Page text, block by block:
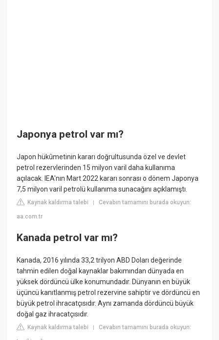
Japonya petrol var mı?
Japon hükûmetinin kararı doğrultusunda özel ve devlet
petrol rezervlerinden 15 milyon varil daha kullanıma
açılacak. IEA'nın Mart 2022 kararı sonrası o dönem Japonya
7,5 milyon varil petrolü kullanıma sunacağını açıklamıştı.
Kaynak kaldırma talebi |Cevabın tamamını burada okuyun:
aa.com.tr
Kanada petrol var mı?
Kanada, 2016 yılında 33,2 trilyon ABD Doları değerinde
tahmin edilen doğal kaynaklar bakımından dünyada en
yüksek dördüncü ülke konumundadır. Dünyanın en büyük
üçüncü kanıtlanmış petrol rezervine sahiptir ve dördüncü en
büyük petrol ihracatçısıdır. Aynı zamanda dördüncü büyük
doğal gaz ihracatçısıdır.
Kaynak kaldırma talebi |Cevabın tamamını burada okuyun: